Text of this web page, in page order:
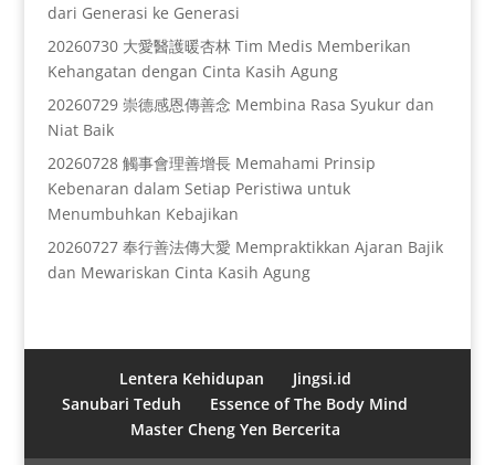
dari Generasi ke Generasi
20260730 大愛醫護暖杏林 Tim Medis Memberikan
Kehangatan dengan Cinta Kasih Agung
20260729 崇德感恩傳善念 Membina Rasa Syukur dan
Niat Baik
20260728 觸事會理善增長 Memahami Prinsip
Kebenaran dalam Setiap Peristiwa untuk
Menumbuhkan Kebajikan
20260727 奉行善法傳大愛 Mempraktikkan Ajaran Bajik
dan Mewariskan Cinta Kasih Agung
Lentera Kehidupan
Jingsi.id
Sanubari Teduh
Essence of The Body Mind
Master Cheng Yen Bercerita